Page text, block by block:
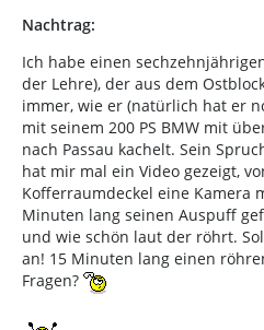
Nachtrag:
Ich habe einen
der Lehre), der aus dem
immer, wie er (natürlich hat er
mit seinem 200 PS BMW mit
nach Passau kachelt. Sein
hat mir mal ein Video gezeigt,
Kofferraumdeckel eine Kamera
Minuten lang seinen Auspuff
und wie schön laut der röhrt.
an! 15 Minuten lang einen
Fragen?